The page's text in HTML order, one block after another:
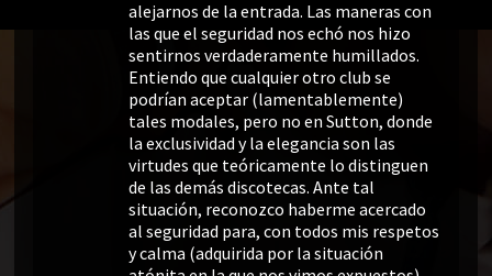
alejarnos de la entrada. Las maneras con
las que el seguridad nos echó nos hizo
sentirnos verdaderamente humillados.
Entiendo que cualquier otro club se
podrían aceptar (lamentablemente)
tales modales, pero no en Sutton, donde
la exclusividad y la elegancia son las
virtudes que teóricamente lo distinguen
de las demás discotecas. Ante tal
situación, reconozco haberme acercado
al seguridad para, con todos mis respetos
y calma (adquirida por la situación